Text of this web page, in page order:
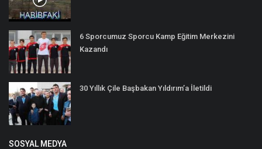
6 Sporcumuz Sporcu Kamp Eğitim Merkezini
Kazandı
30 Yıllık Çile Başbakan Yıldırım’a İletildi
SOSYAL MEDYA